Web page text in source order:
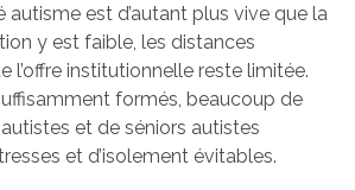
autisme est d’autant plus vive que la
y est faible, les distances
l’offre institutionnelle reste limitée.
formés, beaucoup de
et de séniors autistes
et d’isolement évitables.